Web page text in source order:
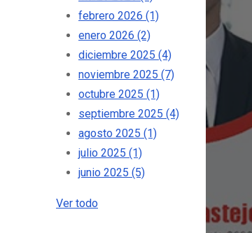
febrero 2026 (1)
enero 2026 (2)
diciembre 2025 (4)
noviembre 2025 (7)
octubre 2025 (1)
septiembre 2025 (4)
agosto 2025 (1)
julio 2025 (1)
junio 2025 (5)
Ver todo